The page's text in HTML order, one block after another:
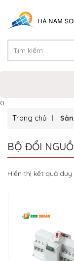
0
Trang chủ
BỘ ĐỔI
Hiển thị kết quả duy